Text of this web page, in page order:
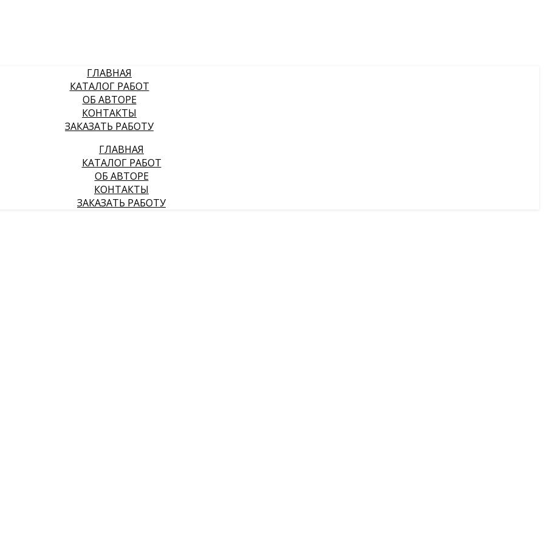
ГЛАВНАЯ
КАТАЛОГ РАБОТ
ОБ АВТОРЕ
КОНТАКТЫ
ЗАКАЗАТЬ РАБОТУ
ГЛАВНАЯ
КАТАЛОГ РАБОТ
ОБ АВТОРЕ
КОНТАКТЫ
ЗАКАЗАТЬ РАБОТУ